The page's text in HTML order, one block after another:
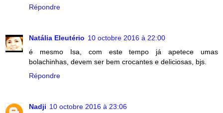
Répondre
Natália Eleutério 10 octobre 2016 à 22:00
é mesmo Isa, com este tempo já apetece umas
bolachinhas, devem ser bem crocantes e deliciosas, bjs.
Répondre
Nadji 10 octobre 2016 à 23:06